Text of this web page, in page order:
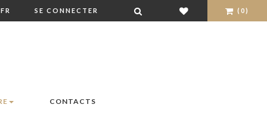
FR SE CONNECTER (0)
CONTACTS